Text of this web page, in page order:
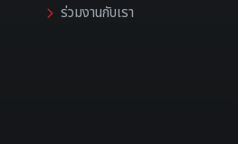
ร่วมงานกับเรา